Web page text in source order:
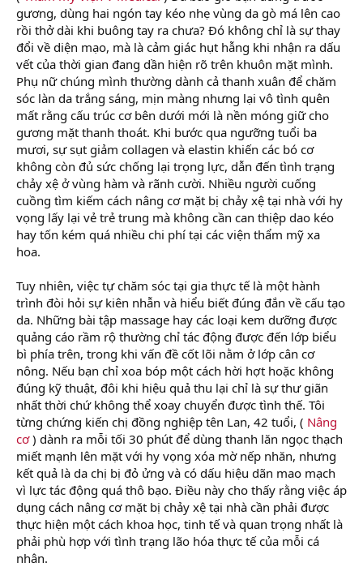
t
e
r
gương, dùng hai ngón tay kéo nhẹ vùng da gò má lên cao
rồi thở dài khi buông tay ra chưa? Đó không chỉ là sự thay
đổi về diện mạo, mà là cảm giác hụt hẫng khi nhận ra dấu
vết của thời gian đang dần hiện rõ trên khuôn mặt mình.
Phụ nữ chúng mình thường dành cả thanh xuân để chăm
sóc làn da trắng sáng, mịn màng nhưng lại vô tình quên
mất rằng cấu trúc cơ bên dưới mới là nền móng giữ cho
gương mặt thanh thoát. Khi bước qua ngưỡng tuổi ba
mươi, sự sụt giảm collagen và elastin khiến các bó cơ
không còn đủ sức chống lại trọng lực, dẫn đến tình trạng
chảy xệ ở vùng hàm và rãnh cười. Nhiều người cuống
cuồng tìm kiếm cách nâng cơ mặt bị chảy xệ tại nhà với hy
vọng lấy lại vẻ trẻ trung mà không cần can thiệp dao kéo
hay tốn kém quá nhiều chi phí tại các viện thẩm mỹ xa
hoa.
Tuy nhiên, việc tự chăm sóc tại gia thực tế là một hành
trình đòi hỏi sự kiên nhẫn và hiểu biết đúng đắn về cấu tạo
da. Những bài tập massage hay các loại kem dưỡng được
quảng cáo rầm rộ thường chỉ tác động được đến lớp biểu
bì phía trên, trong khi vấn đề cốt lõi nằm ở lớp cân cơ
nông. Nếu bạn chỉ xoa bóp một cách hời hợt hoặc không
đúng kỹ thuật, đôi khi hiệu quả thu lại chỉ là sự thư giãn
nhất thời chứ không thể xoay chuyển được tình thế. Tôi
từng chứng kiến chị đồng nghiệp tên Lan, 42 tuổi, ( Nâng
cơ) dành ra mỗi tối 30 phút để dùng thanh lăn ngọc thạch
miết mạnh lên mặt với hy vọng xóa mờ nếp nhăn, nhưng
kết quả là da chị bị đỏ ửng và có dấu hiệu dãn mao mạch
vì lực tác động quá thô bạo. Điều này cho thấy rằng việc áp
dụng cách nâng cơ mặt bị chảy xệ tại nhà cần phải được
thực hiện một cách khoa học, tinh tế và quan trọng nhất là
phải phù hợp với tình trạng lão hóa thực tế của mỗi cá
nhân.